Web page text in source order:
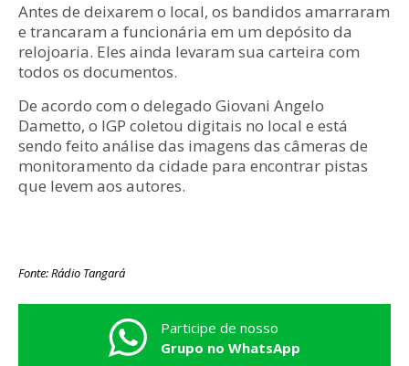
Antes de deixarem o local, os bandidos amarraram
e trancaram a funcionária em um depósito da
relojoaria. Eles ainda levaram sua carteira com
todos os documentos.
De acordo com o delegado Giovani Angelo
Dametto, o IGP coletou digitais no local e está
sendo feito análise das imagens das câmeras de
monitoramento da cidade para encontrar pistas
que levem aos autores.
Fonte: Rádio Tangará
Participe de nosso
Grupo no WhatsApp